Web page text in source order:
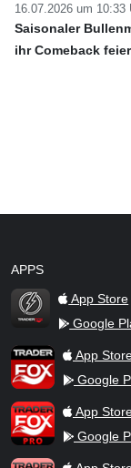
16.07.2026 um 10:33
Saisonaler
ihr Comeback
APPS
TraderFox Flash
App Store
Google
TraderFox App
App
Google
TraderFox Pro
App
Google